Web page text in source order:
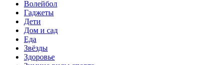
Волейбол
Гаджеты
Дети
Дом и сад
Еда
Звёзды
Здоровье